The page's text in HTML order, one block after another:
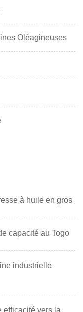
Oléagineuses
à huile en gros
capacité au Togo
industrielle
efficacité vers la